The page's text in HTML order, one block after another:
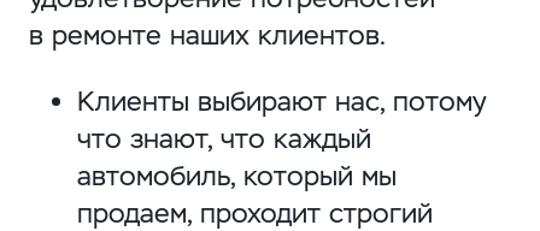
в ремонте наших клиентов.
Клиенты выбирают нас, потому
что знают, что каждый
автомобиль, который мы
продаем, проходит строгий